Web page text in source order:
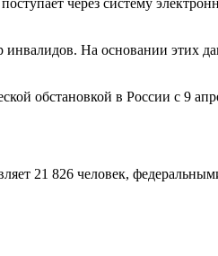
инвалидов. На основании этих
обстановкой в России с 9
21 826 человек,